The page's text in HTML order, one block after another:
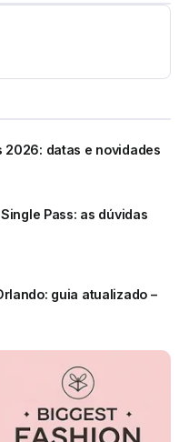
2026: datas e novidades
Pass: as dúvidas
guia atualizado –